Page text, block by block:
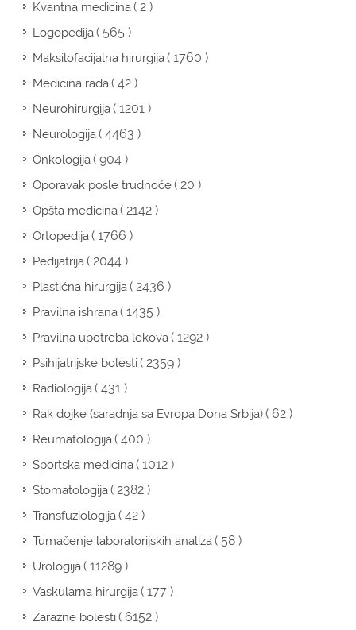
Kvantna medicina( 2 )
Logopedija( 565 )
Maksilofacijalna hirurgija( 1760 )
Medicina rada( 42 )
Neurohirurgija( 1201 )
Neurologija( 4463 )
Onkologija( 904 )
Oporavak posle trudnoće( 20 )
Opšta medicina( 2142 )
Ortopedija( 1766 )
Pedijatrija( 2044 )
Plastična hirurgija( 2436 )
Pravilna ishrana( 1435 )
Pravilna upotreba lekova( 1292 )
Psihijatrijske bolesti( 2359 )
Radiologija( 431 )
Rak dojke (saradnja sa Evropa Dona Srbija)( 62 )
Reumatologija( 400 )
Sportska medicina( 1012 )
Stomatologija( 2382 )
Transfuziologija( 42 )
Tumačenje laboratorijskih analiza( 58 )
Urologija( 11289 )
Vaskularna hirurgija( 177 )
Zarazne bolesti( 6152 )